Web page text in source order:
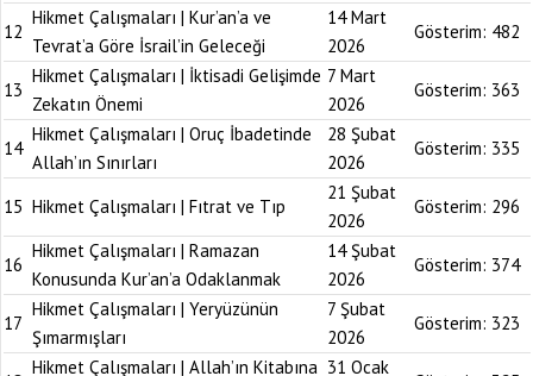
12
Hikmet Çalışmaları | Kur’an’a ve
Tevrat’a Göre İsrail’in Geleceği
14 Mart
2026
Gösterim: 482
13
Hikmet Çalışmaları | İktisadi Gelişimde
Zekatın Önemi
7 Mart
2026
Gösterim: 363
14
Hikmet Çalışmaları | Oruç İbadetinde
Allah’ın Sınırları
28 Şubat
2026
Gösterim: 335
15 Hikmet Çalışmaları | Fıtrat ve Tıp
21 Şubat
2026
Gösterim: 296
16
Hikmet Çalışmaları | Ramazan
Konusunda Kur’an’a Odaklanmak
14 Şubat
2026
Gösterim: 374
17
Hikmet Çalışmaları | Yeryüzünün
Şımarmışları
7 Şubat
2026
Gösterim: 323
Hikmet Çalışmaları | Allah’ın Kitabına 31 Ocak